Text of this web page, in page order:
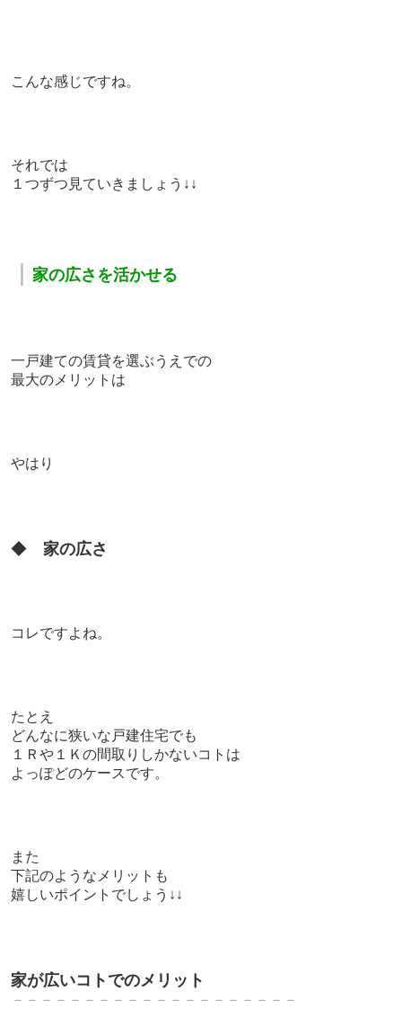
こんな感じですね。
それでは
１つずつ見ていきましょう↓↓
家の広さを活かせる
一戸建ての賃貸を選ぶうえでの
最大のメリットは
やはり
◆ 家の広さ
コレですよね。
たとえ
どんなに狭いな戸建住宅でも
１Ｒや１Ｋの間取りしかないコトは
よっぽどのケースです。
また
下記のようなメリットも
嬉しいポイントでしょう↓↓
家が広いコトでのメリット
－－－－－－－－－－－－－－－－－－－－